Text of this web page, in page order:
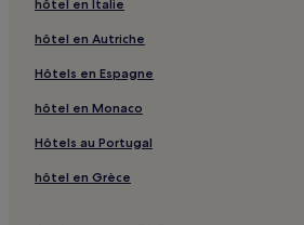
Saint-Quentin-Du-Dropt : hôtels
Saint-Agne : hôtels
Monsaguel : hôtels
Clottes : hôtels
Parc aventure Happy Forest : hôtels à
Lac de Coulon : Hôtels avec parking à
hôtel en Italie
hôtel en Autriche
Hôtels en Espagne
hôtel en Monaco
Hôtels au Portugal
hôtel en Grèce